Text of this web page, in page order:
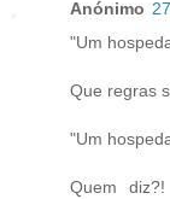
Anónimo
"Um
Que regras
"Um
Quem